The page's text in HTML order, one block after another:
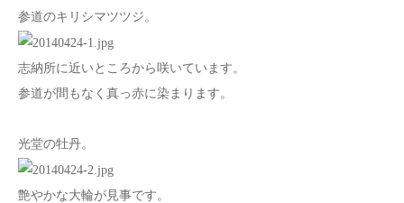
参道のキリシマツツジ。
志納所に近いところから咲いています。
参道が間もなく真っ赤に染まります。
光堂の牡丹。
艶やかな大輪が見事です。